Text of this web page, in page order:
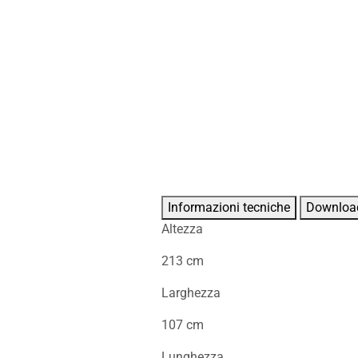
Informazioni tecniche
Altezza
213 cm
Larghezza
107 cm